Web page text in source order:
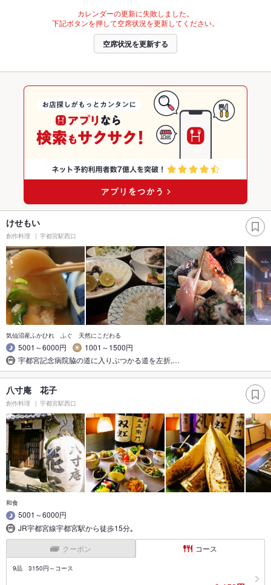
カレンダーの更新に失敗しました。
下記ボタンを押して空席状況を更新してください。
空席状況を更新する
けせもい
創作料理 宇都宮駅西口
気仙沼産ふかひれ ふぐ 天然にこだわる
5001～6000円
1001～1500円
宇都宮記念病院脇の道に入りぶつかる道を左折,…
八寸庵 花子
創作料理 宇都宮駅西口
和食
5001～6000円
JR宇都宮線宇都宮駅から徒歩15分｡
クーポン コース
9品 3150円～コース